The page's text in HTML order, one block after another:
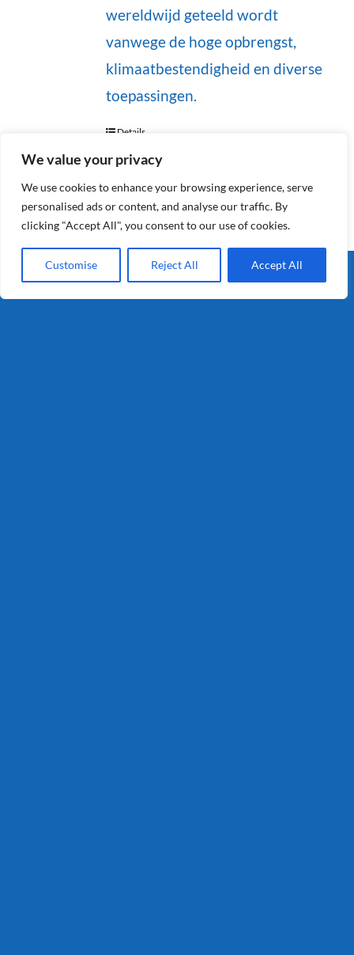
We value your privacy
We use cookies to enhance your browsing experience, serve
personalised ads or content, and analyse our traffic. By
clicking "Accept All", you consent to our use of cookies.
Customise Reject All Accept All
wereldwijd geteeld wordt
vanwege de hoge opbrengst,
klimaatbestendigheid en diverse
toepassingen.
Details
Vorige 1
Segmenten